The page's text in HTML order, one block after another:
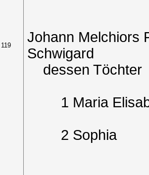
119
Johann Melchiors
Schwigard
dessen Töchter
1 Maria
2 Sophia